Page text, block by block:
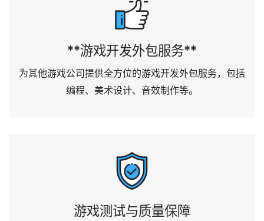
**游戏开发外包服务**
为其他游戏公司提供全方位的游戏开发外包服务，包括
编程、美术设计、音效制作等。
游戏测试与质量保障